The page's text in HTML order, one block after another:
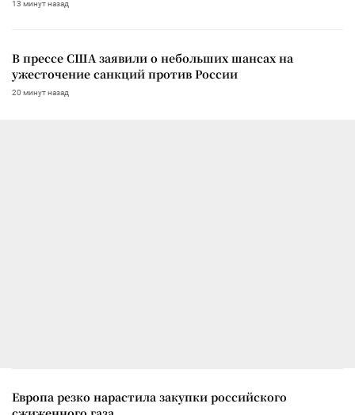
13 минут назад
В прессе США заявили о небольших шансах на
ужесточение санкций против России
20 минут назад
Европа резко нарастила закупки российского